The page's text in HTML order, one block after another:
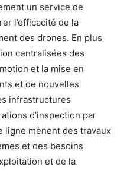
un service de
l’efficacité de la
des drones. En plus
centralisées des
et la mise en
et de nouvelles
infrastructures
d’inspection par
ligne mènent des travaux
et des besoins
et de la